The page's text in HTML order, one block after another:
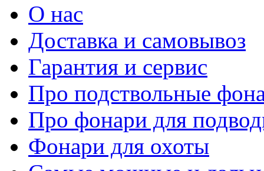
О нас
Доставка и самовывоз
Гарантия и сервис
Про подствольные
Про фонари для
Фонари для охоты